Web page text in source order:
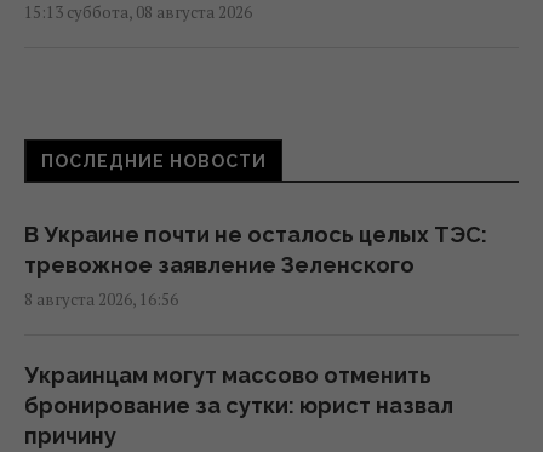
15:13 суббота, 08 августа 2026
15:04 суббота, 08 августа 2026
Россия уничтожает украинское сельское
хозяйство и саму природу Украины, –
Forbes
Вучич заявил, что не видит путей для
скорейшего завершения войны в Украине
ПОСЛЕДНИЕ НОВОСТИ
В Украине почти не осталось целых ТЭС:
тревожное заявление Зеленского
8 августа 2026, 16:56
Украинцам могут массово отменить
бронирование за сутки: юрист назвал
причину